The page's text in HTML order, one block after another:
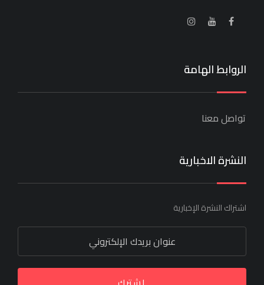
الروابط الهامة
تواصل معنا
النشرة الاخبارية
اشتراك النشرة الإخبارية